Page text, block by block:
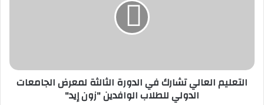
الدولي
للطلاب
التعليم العالي تشارك في الدورة الثالثة لمعرض الجامعات
الدولي للطلاب الوافدين "زون إيد"